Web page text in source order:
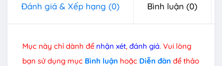
Đánh giá & Xếp hạng (0) Bình luận (0)
Mục này chỉ dành để nhận xét, đánh giá. Vui lòng
bạn sử dụng mục Bình luận hoặc Diễn đàn để thảo